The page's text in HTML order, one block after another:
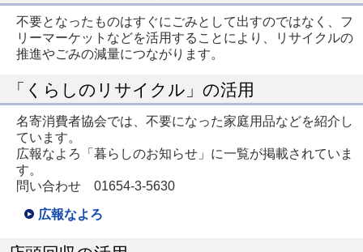
不要となったものはすぐにごみとして出すのではなく、フ
リーマーケットなどを活用することにより、リサイクルの
推進やごみの減量につながります。
「くらしのリサイクル」の活用
名寄消費者協会では、不要になった家庭用品などを紹介し
ています。
広報なよろ「暮らしのお知らせ」に一覧が掲載されていま
す。
問い合わせ 01654-3-5630
広報なよろ